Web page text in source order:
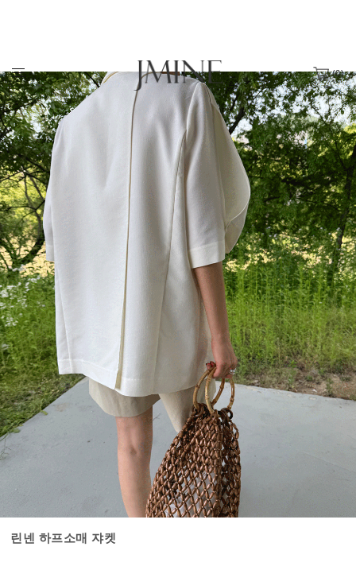
(0)
린넨 하프소매 쟈켓